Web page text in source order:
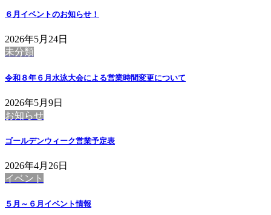
６月イベントのお知らせ！
2026年5月24日
未分類
令和８年６月水泳大会による営業時間変更について
2026年5月9日
お知らせ
ゴールデンウィーク営業予定表
2026年4月26日
イベント
５月～６月イベント情報